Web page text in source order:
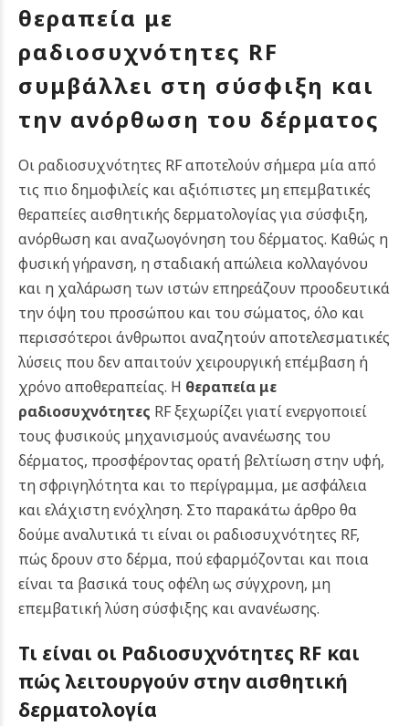
θεραπεία με
ραδιοσυχνότητες RF
συμβάλλει στη σύσφιξη και
την ανόρθωση του δέρματος
Οι ραδιοσυχνότητες RF αποτελούν σήμερα μία από
τις πιο δημοφιλείς και αξιόπιστες μη επεμβατικές
θεραπείες αισθητικής δερματολογίας για σύσφιξη,
ανόρθωση και αναζωογόνηση του δέρματος. Καθώς η
φυσική γήρανση, η σταδιακή απώλεια κολλαγόνου
και η χαλάρωση των ιστών επηρεάζουν προοδευτικά
την όψη του προσώπου και του σώματος, όλο και
περισσότεροι άνθρωποι αναζητούν αποτελεσματικές
λύσεις που δεν απαιτούν χειρουργική επέμβαση ή
χρόνο αποθεραπείας. Η θεραπεία με
ραδιοσυχνότητες RF ξεχωρίζει γιατί ενεργοποιεί
τους φυσικούς μηχανισμούς ανανέωσης του
δέρματος, προσφέροντας ορατή βελτίωση στην υφή,
τη σφριγηλότητα και το περίγραμμα, με ασφάλεια
και ελάχιστη ενόχληση. Στο παρακάτω άρθρο θα
δούμε αναλυτικά τι είναι οι ραδιοσυχνότητες RF,
πώς δρουν στο δέρμα, πού εφαρμόζονται και ποια
είναι τα βασικά τους οφέλη ως σύγχρονη, μη
επεμβατική λύση σύσφιξης και ανανέωσης.
Τι είναι οι Ραδιοσυχνότητες RF και
πώς λειτουργούν στην αισθητική
δερματολογία